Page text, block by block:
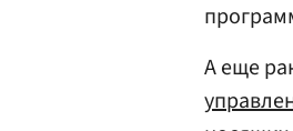
А еще